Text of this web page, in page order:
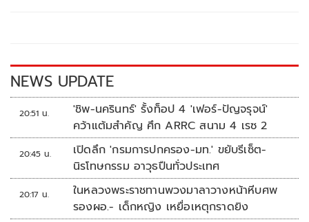
k k
NEWS UPDATE
20:51 น.
'ชิพ-นครินทร์' รั้งท็อป 4 'เฟอร์-ปัญจรุจน์'
คว้าแต้มสำคัญ ศึก ARRC สนาม 4 เรซ 2
20:45 น.
เปิดลึก 'กรมการปกครอง-มท.' ขยับรีเซ็ต-
นิรโทษกรรม อาวุธปืนทั่วประเทศ
20:17 น.
ในหลวงพระราชทานพวงมาลาวางหน้าหีบศพ
รองผอ.- เด็กหญิง เหยื่อเหตุกราดยิง